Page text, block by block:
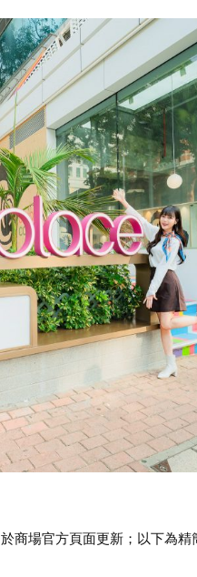
於商場官方頁面更新；以下為精